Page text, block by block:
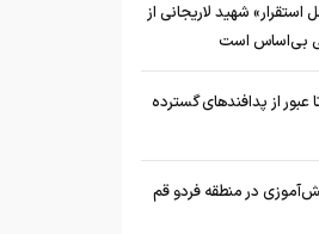
شهید لاریجانی از
بی‌اساس است
زیر ۱۰۰ پا تا عبور از پدافند‌های گسترده
در منطقه فردو قم